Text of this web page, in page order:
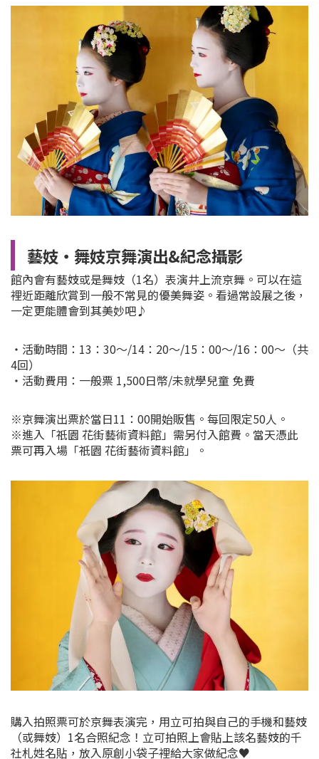
藝妓・舞妓京舞演出&紀念攝影
館內會有藝妓或是舞妓（1名）表演井上流京舞。可以在這
裡近距離欣賞到一般不常見的優美舞姿。看過常設展之後，
一定更能體會到其美妙吧♪
・活動時間：13：30～/14：20～/15：00～/16：00～（共
4回）
・活動費用：一般票 1,500日幣/未就學兒童 免費
※京舞演出票於當日11：00開始販售。每回限定50人。
※進入「祇園 花街藝術資料館」需另付入館費。當天憑此
票可再入場「祇園 花街藝術資料館」。
購入拍照票可於京舞表演完，用立可拍與自己的手機和藝妓
（或舞妓）1名合照紀念！立可拍照上會貼上該名藝妓的千
社札姓名貼，放入原創小袋子裡給大家做紀念♥